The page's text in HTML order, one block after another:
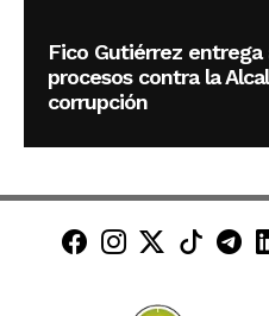
Fico Gutiérrez entrega
procesos contra la
corrupción
Minuto30 en
Minuto30